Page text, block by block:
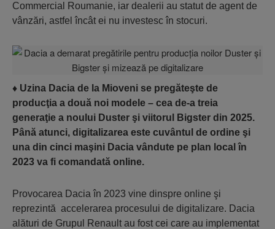
Commercial Roumanie, iar dealerii au statut de agent de
vânzări, astfel încât ei nu inves­tesc în stocuri.
♦ Uzina Dacia de la Mioveni se pregăteşte de
producţia a două noi modele – cea de-a treia
generaţie a noului Duster şi viitorul Bigster din 2025.
Până atunci, digitalizarea este cuvântul de ordine şi
una din cinci maşini Dacia vândute pe plan local în
2023 va fi comandată online.
Provocarea Dacia în 2023 vine dinspre online şi
reprezintă acce­lera­rea procesului de digita­lizare. Dacia
alături de Grupul Renault au fost cei care au implementat